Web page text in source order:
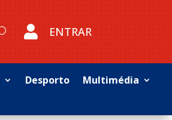
 ENTRAR
Desporto
Multimédia